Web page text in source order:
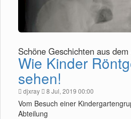
Schöne Geschichten aus
Wie Kinder
sehen!
djxray 8 Jul, 2019 00:00
Vom Besuch einer
Abteilung